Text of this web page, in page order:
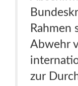
Rahmen
Abwehr
zur